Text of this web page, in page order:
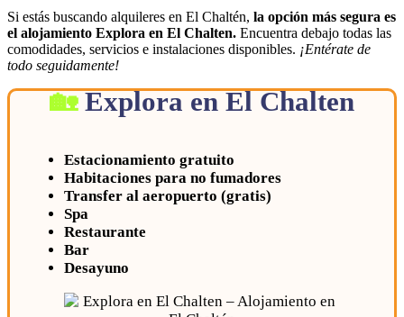
Pinterest
Si estás buscando alquileres en El Chaltén, la opción más segura es
el alojamiento Explora en El Chalten. Encuentra debajo todas las
comodidades, servicios e instalaciones disponibles. ¡Entérate de
todo seguidamente!
Explora en El Chalten
Estacionamiento gratuito
Habitaciones para no fumadores
Transfer al aeropuerto (gratis)
Spa
Restaurante
Bar
Desayuno